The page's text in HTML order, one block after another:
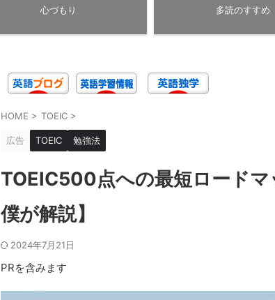
心づもり 多読のすすめ
HOME > TOEIC >
広告 TOEIC 勉強法
TOEIC500点への最短ロード
僕が解説】
2024年7月21日
PRを含みます